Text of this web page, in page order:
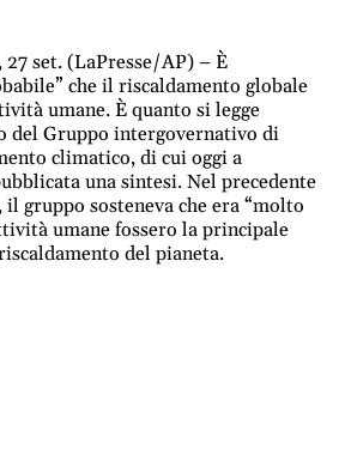
27 set. (LaPresse/AP) – È
che il riscaldamento globale
umane. È quanto si legge
del Gruppo intergovernativo di
climatico, di cui oggi a
una sintesi. Nel precedente
gruppo sosteneva che era “molto
umane fossero la principale
del pianeta.